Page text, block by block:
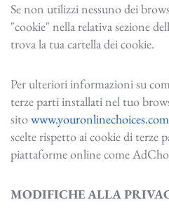
Se non utilizzi nessuno dei
"cookie" nella relativa sezione
trova la tua cartella dei cookie.
Per ulteriori informazioni su
terze parti installati nel tuo
sitowww.youronlinechoices.com
scelte rispetto ai cookie di terze
piattaforme online come
MODIFICHE ALLA